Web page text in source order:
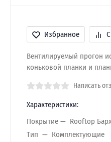
Избранное
Вентилируемый прогон
коньковой планки и
Написать
Характеристики:
Покрытие
Rooftop
Тип
Комплектующие